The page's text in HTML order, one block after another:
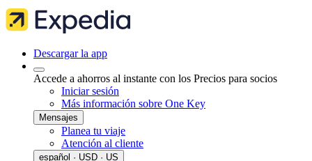
Descargar la app
Accede a ahorros al instante con los Precios para socios
Iniciar sesión
Más información sobre One Key
Mensajes
Planea tu viaje
Atención al cliente
español · USD · US